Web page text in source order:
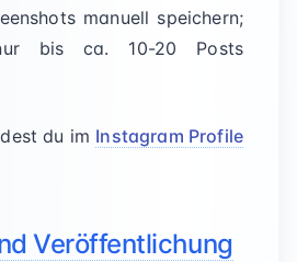
manuell speichern;
bis ca. 10-20 Posts
du im Instagram Profile
Veröffentlichung